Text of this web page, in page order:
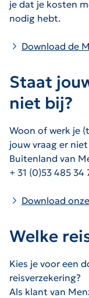
je dat je kosten
nodig hebt.
Download de
Staat
niet bij?
Woon of werk je
jouw vraag er
Buitenland van
+ 31 (0)53 485
Download
Welke
Kies je voor een
reisverzekering?
Als klant van